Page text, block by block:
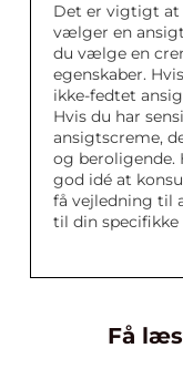
Det er vigtigt at
vælger en
du vælge en
egenskaber.
ikke-fedtet
Hvis du har
ansigtscreme,
og beroligende.
god idé at
få vejledning til
til din specifikke
Få